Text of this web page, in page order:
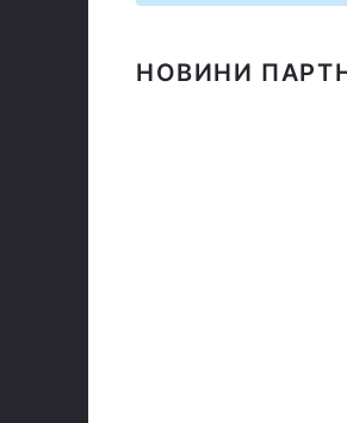
НОВИНИ